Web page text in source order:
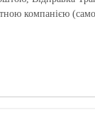
компанією